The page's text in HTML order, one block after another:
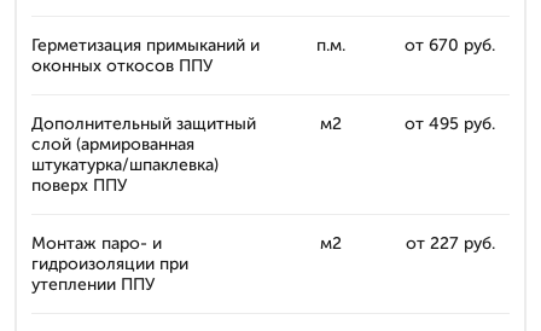
Герметизация примыканий и
оконных откосов ППУ
п.м. от 670 руб.
Дополнительный защитный
слой (армированная
штукатурка/шпаклевка)
поверх ППУ
м2 от 495 руб.
Монтаж паро- и
гидроизоляции при
утеплении ППУ
м2 от 227 руб.